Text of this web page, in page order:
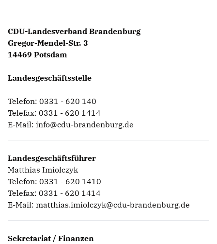
PROGRAMME
WICHTIGE BESCHLÜSSE DER CDU BRANDENBURG
75 JAHRE CDU BRANDENBURG
Mitglied werden
CDU-Landesverband Brandenburg
Gregor-Mendel-Str. 3
14469 Potsdam
Landesgeschäftsstelle
Telefon: 0331 - 620 140
Telefax: 0331 - 620 1414
E-Mail: info@cdu-brandenburg.de
Landesgeschäftsführer
Matthias Imiolczyk
Telefon: 0331 - 620 1410
Telefax: 0331 - 620 1414
E-Mail: matthias.imiolczyk@cdu-brandenburg.de
Sekretariat / Finanzen